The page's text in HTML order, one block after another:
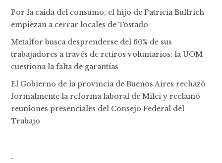
Por la caída del consumo, el hijo de Patricia Bullrich
empiezan a cerrar locales de Tostado
Metalfor busca desprenderse del 60% de sus
trabajadores a través de retiros voluntarios: la UOM
cuestiona la falta de garantías
El Gobierno de la provincia de Buenos Aires rechazó
formalmente la reforma laboral de Milei y reclamó
reuniones presenciales del Consejo Federal del
Trabajo
-